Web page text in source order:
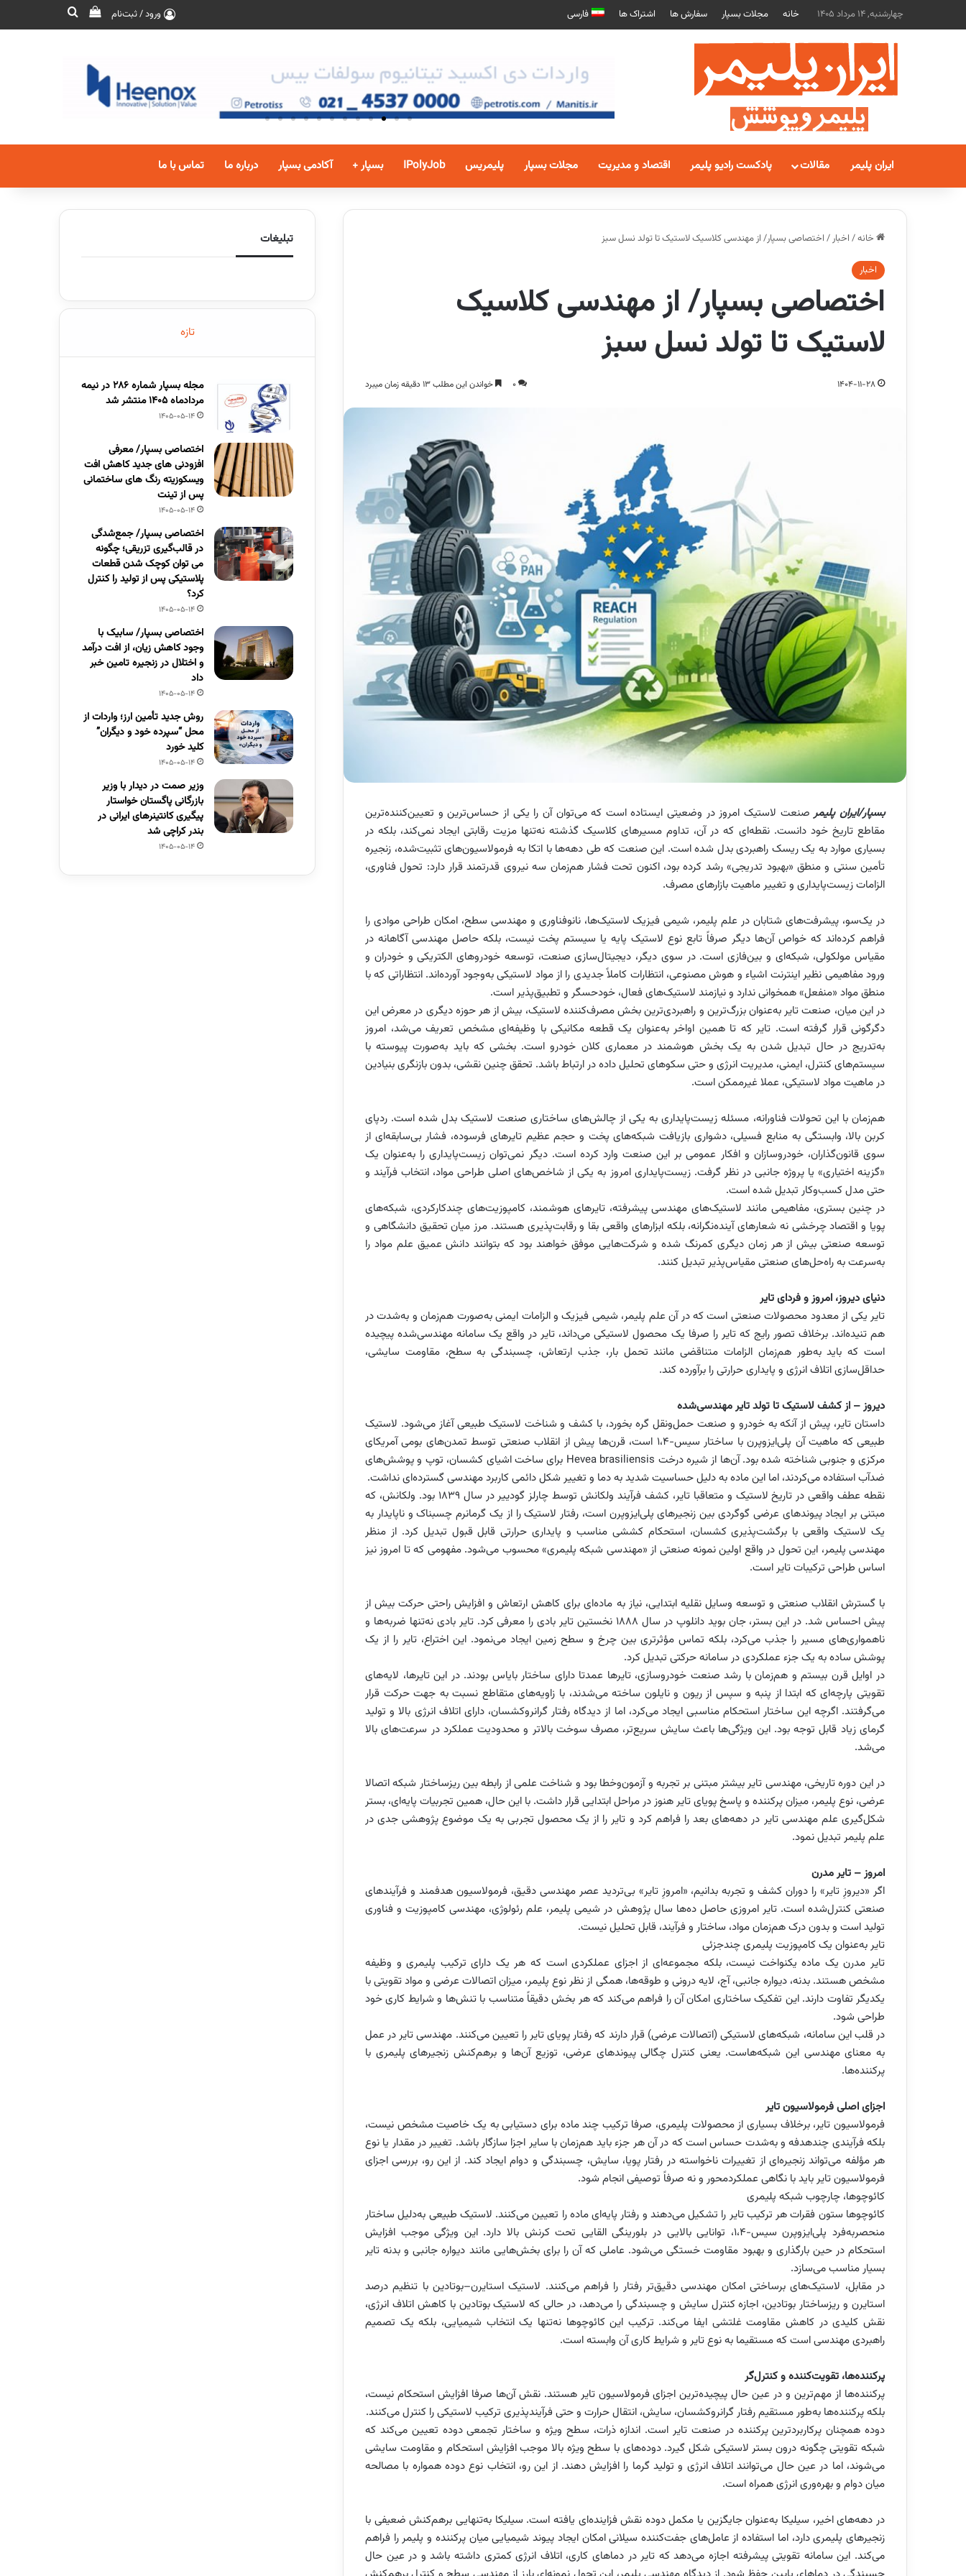
چهارشنبه, 14 مرداد 1405 خانه مجلات بسپار سفارش ها اشتراک ها فارسی ورود / ثبت‌نام
ایران پلیمر مقالات پادکست رادیو پلیمر اقتصاد و مدیریت مجلات بسپار پلیمریس IPolyJob بسپار + آکادمی بسپار درباره ما تماس با ما
خانه/ اخبار/ اختصاصی بسپار/ از مهندسی کلاسیک لاستیک تا تولد نسل سبز
اخبار
اختصاصی بسپار/ از مهندسی کلاسیک
لاستیک تا تولد نسل سبز
1404-11-28
0 خواندن این مطلب 13 دقیقه زمان میبرد
بسپار/ایران پلیمر صنعت لاستیک امروز در وضعیتی ایستاده است که می‌توان آن را یکی از حساس‌ترین و تعیین‌کننده‌ترین
مقاطع تاریخ خود دانست. نقطه‌ای که در آن، تداوم مسیرهای کلاسیک گذشته نه‌تنها مزیت رقابتی ایجاد نمی‌کند، بلکه در
بسیاری موارد به یک ریسک راهبردی بدل شده است. این صنعت که طی دهه‌ها با اتکا به فرمولاسیون‌های تثبیت‌شده، زنجیره
تأمین سنتی و منطق «بهبود تدریجی» رشد کرده بود، اکنون تحت فشار هم‌زمان سه نیروی قدرتمند قرار دارد: تحول فناوری،
الزامات زیست‌پایداری و تغییر ماهیت بازارهای مصرف.
در یک‌سو، پیشرفت‌های شتابان در علم پلیمر، شیمی فیزیک لاستیک‌ها، نانوفناوری و مهندسی سطح، امکان طراحی موادی را
فراهم کرده‌اند که خواص آن‌ها دیگر صرفاً تابع نوع لاستیک پایه یا سیستم پخت نیست، بلکه حاصل مهندسی آگاهانه در
مقیاس مولکولی، شبکه‌ای و بین‌فازی است. در سوی دیگر، دیجیتال‌سازی صنعت، توسعه خودروهای الکتریکی و خودران و
ورود مفاهیمی نظیر اینترنت اشیاء و هوش مصنوعی، انتظارات کاملاً جدیدی را از مواد لاستیکی به‌وجود آورده‌اند. انتظاراتی که با
منطق مواد «منفعل» همخوانی ندارد و نیازمند لاستیک‌های فعال، خودحسگر و تطبیق‌پذیر است.
در این میان، صنعت تایر به‌عنوان بزرگ‌ترین و راهبردی‌ترین بخش مصرف‌کننده لاستیک، بیش از هر حوزه دیگری در معرض این
دگرگونی قرار گرفته است. تایر که تا همین اواخر به‌عنوان یک قطعه مکانیکی با وظیفه‌ای مشخص تعریف می‌شد، امروز
به‌تدریج در حال تبدیل شدن به یک بخش هوشمند در معماری کلان خودرو است. بخشی که باید به‌صورت پیوسته با
سیستم‌های کنترل، ایمنی، مدیریت انرژی و حتی سکو‌های تحلیل داده در ارتباط باشد. تحقق چنین نقشی، بدون بازنگری بنیادین
در ماهیت مواد لاستیکی، عملا غیرممکن است.
هم‌زمان با این تحولات فناورانه، مسئله زیست‌پایداری به یکی از چالش‌های ساختاری صنعت لاستیک بدل شده است. ردپای
کربن بالا، وابستگی به منابع فسیلی، دشواری بازیافت شبکه‌های پخت و حجم عظیم تایرهای فرسوده، فشار بی‌سابقه‌ای از
سوی قانون‌گذاران، خودروسازان و افکار عمومی بر این صنعت وارد کرده است. دیگر نمی‌توان زیست‌پایداری را به‌عنوان یک
«گزینه اختیاری» یا پروژه جانبی در نظر گرفت. زیست‌پایداری امروز به یکی از شاخص‌های اصلی طراحی مواد، انتخاب فرآیند و
حتی مدل کسب‌وکار تبدیل شده است.
در چنین بستری، مفاهیمی مانند لاستیک‌های مهندسی پیشرفته، تایرهای هوشمند، کامپوزیت‌های چندکارکردی، شبکه‌های
پویا و اقتصاد چرخشی نه شعارهای آینده‌نگرانه، بلکه ابزارهای واقعی بقا و رقابت‌پذیری هستند. مرز میان تحقیق دانشگاهی و
توسعه صنعتی بیش از هر زمان دیگری کمرنگ شده و شرکت‌هایی موفق خواهند بود که بتوانند دانش عمیق علم مواد را
به‌سرعت به راه‌حل‌های صنعتی مقیاس‌پذیر تبدیل کنند.
دنیای دیروز، امروز و فردای تایر
تایر یکی از معدود محصولات صنعتی است که در آن علم پلیمر، شیمی فیزیک و الزامات ایمنی به‌صورت هم‌زمان و به‌شدت در
هم تنیده‌اند. برخلاف تصور رایج که تایر را صرفا یک محصول لاستیکی می‌داند، تایر در واقع یک سامانه مهندسی‌شده پیچیده
است که باید به‌طور هم‌زمان الزامات متناقضی مانند تحمل بار، جذب ارتعاش، چسبندگی به سطح، مقاومت سایشی،
حداقل‌سازی اتلاف انرژی و پایداری حرارتی را برآورده کند.
دیروز – از کشف لاستیک تا تولد تایر مهندسی‌شده
داستان تایر، پیش از آنکه به خودرو و صنعت حمل‌ونقل گره بخورد، با کشف و شناخت لاستیک طبیعی آغاز می‌شود. لاستیک
طبیعی که ماهیت آن پلی‌ایزوپرن با ساختار سیس-۱،۴ است، قرن‌ها پیش از انقلاب صنعتی توسط تمدن‌های بومی آمریکای
مرکزی و جنوبی شناخته شده بود. آن‌ها از شیره درخت Hevea brasiliensis برای ساخت اشیای کشسان، توپ و پوشش‌های
ضدآب استفاده می‌کردند، اما این ماده به دلیل حساسیت شدید به دما و تغییر شکل دائمی کاربرد مهندسی گسترده‌ای نداشت.
نقطه عطف واقعی در تاریخ لاستیک و متعاقبا تایر، کشف فرآیند ولکانش توسط چارلز گودییر در سال ۱۸۳۹ بود. ولکانش، که
مبتنی بر ایجاد پیوندهای عرضی گوگردی بین زنجیرهای پلی‌ایزوپرن است، رفتار لاستیک را از یک گرمانرم چسبناک و ناپایدار به
یک لاستیک واقعی با برگشت‌پذیری کشسان، استحکام کششی مناسب و پایداری حرارتی قابل قبول تبدیل کرد. از منظر
مهندسی پلیمر، این تحول در واقع اولین نمونه صنعتی از «مهندسی شبکه پلیمری» محسوب می‌شود. مفهومی که تا امروز نیز
اساس طراحی ترکیبات تایر است.
با گسترش انقلاب صنعتی و توسعه وسایل نقلیه ابتدایی، نیاز به ماده‌ای برای کاهش ارتعاش و افزایش راحتی حرکت بیش از
پیش احساس شد. در این بستر، جان بوید دانلوپ در سال ۱۸۸۸ نخستین تایر بادی را معرفی کرد. تایر بادی نه‌تنها ضربه‌ها و
ناهمواری‌های مسیر را جذب می‌کرد، بلکه تماس مؤثرتری بین چرخ و سطح زمین ایجاد می‌نمود. این اختراع، تایر را از یک
پوشش ساده به یک جزء عملکردی در سامانه حرکتی تبدیل کرد.
در اوایل قرن بیستم و هم‌زمان با رشد صنعت خودروسازی، تایرها عمدتا دارای ساختار بایاس بودند. در این تایرها، لایه‌های
تقویتی پارچه‌ای که ابتدا از پنبه و سپس از ریون و نایلون ساخته می‌شدند، با زاویه‌های متقاطع نسبت به جهت حرکت قرار
می‌گرفتند. اگرچه این ساختار استحکام مناسبی ایجاد می‌کرد، اما از دیدگاه رفتار گرانروکشسان، دارای اتلاف انرژی بالا و تولید
گرمای زیاد قابل توجه بود. این ویژگی‌ها باعث سایش سریع‌تر، مصرف سوخت بالاتر و محدودیت عملکرد در سرعت‌های بالا
می‌شد.
در این دوره تاریخی، مهندسی تایر بیشتر مبتنی بر تجربه و آزمون‌وخطا بود و شناخت علمی از رابطه بین ریزساختار شبکه اتصالا
عرضی، نوع پلیمر، میزان پرکننده و پاسخ پویای تایر هنوز در مراحل ابتدایی قرار داشت. با این حال، همین تجربیات پایه‌ای، بستر
شکل‌گیری علم مهندسی تایر در دهه‌های بعد را فراهم کرد و تایر را از یک محصول تجربی به یک موضوع پژوهشی جدی در
علم پلیمر تبدیل نمود.
امروز – تایر مدرن
اگر «دیروزِ تایر» را دوران کشف و تجربه بدانیم، «امروزِ تایر» بی‌تردید عصر مهندسی دقیق، فرمولاسیون هدفمند و فرآیندهای
صنعتی کنترل‌شده است. تایر امروزی حاصل ده‌ها سال پژوهش در شیمی پلیمر، علم رئولوژی، مهندسی کامپوزیت و فناوری
تولید است و بدون درک هم‌زمان مواد، ساختار و فرآیند، قابل تحلیل نیست.
تایر به‌عنوان یک کامپوزیت پلیمری چندجزئی
تایر مدرن یک ماده یکنواخت نیست، بلکه مجموعه‌ای از اجزای عملکردی است که هر یک دارای ترکیب پلیمری و وظیفه
مشخص هستند. بدنه، دیواره جانبی، آج، لایه درونی و طوقه‌ها، همگی از نظر نوع پلیمر، میزان اتصالات عرضی و مواد تقویتی با
یکدیگر تفاوت دارند. این تفکیک ساختاری امکان آن را فراهم می‌کند که هر بخش دقیقاً متناسب با تنش‌ها و شرایط کاری خود
طراحی شود.
در قلب این سامانه، شبکه‌های لاستیکی (اتصالات عرضی) قرار دارند که رفتار پویای تایر را تعیین می‌کنند. مهندسی تایر در عمل
به معنای مهندسی این شبکه‌هاست. یعنی کنترل چگالی پیوندهای عرضی، توزیع آن‌ها و برهم‌کنش زنجیرهای پلیمری با
پرکننده‌ها.
اجزای اصلی فرمولاسیون تایر
فرمولاسیون تایر، برخلاف بسیاری از محصولات پلیمری، صرفا ترکیب چند ماده برای دستیابی به یک خاصیت مشخص نیست،
بلکه فرآیندی چندهدفه و به‌شدت حساس است که در آن هر جزء باید هم‌زمان با سایر اجزا سازگار باشد. تغییر در مقدار یا نوع
هر مؤلفه می‌تواند زنجیره‌ای از تغییرات ناخواسته در رفتار پویا، سایش، چسبندگی و دوام ایجاد کند. از این رو، بررسی اجزای
فرمولاسیون تایر باید با نگاهی عملکردمحور و نه صرفاً توصیفی انجام شود.
کائوچوها، چارچوب شبکه پلیمری
کائوچوها ستون فقرات هر ترکیب تایر را تشکیل می‌دهند و رفتار پایه‌ای ماده را تعیین می‌کنند. لاستیک طبیعی به‌دلیل ساختار
منحصربه‌فرد پلی‌ایزوپرن سیس-۱،۴، توانایی بالایی در بلورینگی القایی تحت کرنش بالا دارد. این ویژگی موجب افزایش
استحکام در حین بارگذاری و بهبود مقاومت خستگی می‌شود. عاملی که آن را برای بخش‌هایی مانند دیواره جانبی و بدنه تایر
بسیار مناسب می‌سازد.
در مقابل، لاستیک‌های برساختی امکان مهندسی دقیق‌تر رفتار را فراهم می‌کنند. لاستیک استایرن–بوتادین با تنظیم درصد
استایرن و ریزساختار بوتادین، اجازه کنترل سایش و چسبندگی را می‌دهد، در حالی که لاستیک بوتادین با کاهش اتلاف انرژی،
نقش کلیدی در کاهش مقاومت غلتشی ایفا می‌کند. ترکیب این کائوچوها نه‌تنها یک انتخاب شیمیایی، بلکه یک تصمیم
راهبردی مهندسی است که مستقیما به نوع تایر و شرایط کاری آن وابسته است.
پرکننده‌ها، تقویت‌کننده و کنترل‌گر
پرکننده‌ها از مهم‌ترین و در عین حال پیچیده‌ترین اجزای فرمولاسیون تایر هستند. نقش آن‌ها صرفا افزایش استحکام نیست،
بلکه پرکننده‌ها به‌طور مستقیم رفتار گرانروکشسان، سایش، انتقال حرارت و حتی فرآیندپذیری ترکیب لاستیکی را کنترل می‌کنند.
دوده همچنان پرکاربردترین پرکننده در صنعت تایر است. اندازه ذرات، سطح ویژه و ساختار تجمعی دوده تعیین می‌کند که
شبکه تقویتی چگونه درون بستر لاستیکی شکل گیرد. دوده‌های با سطح ویژه بالا موجب افزایش استحکام و مقاومت سایشی
می‌شوند، اما در عین حال می‌توانند اتلاف انرژی و تولید گرما را افزایش دهند. از این رو، انتخاب نوع دوده همواره با مصالحه
میان دوام و بهره‌وری انرژی همراه است.
در دهه‌های اخیر، سیلیکا به‌عنوان جایگزین یا مکمل دوده نقش فزاینده‌ای یافته است. سیلیکا به‌تنهایی برهم‌کنش ضعیفی با
زنجیرهای پلیمری دارد، اما استفاده از عامل‌های جفت‌کننده سیلانی امکان ایجاد پیوند شیمیایی میان پرکننده و پلیمر را فراهم
می‌کند. این سامانه تقویتی پیشرفته اجازه می‌دهد که تایر در دماهای کاری، اتلاف انرژی کمتری داشته باشد و در عین حال
تبلیغات
تازه
مجله بسپار شماره 286 در نیمه
مردادماه 1405 منتشر شد
1405-05-14
اختصاصی بسپار/ معرفی
افزودنی های جدید کاهش افت
ویسکوزیته رنگ های ساختمانی
پس از تینت
1405-05-14
اختصاصی بسپار/ جمع‌شدگی
در قالب‌گیری تزریقی؛ چگونه
می توان کوچک شدن قطعات
پلاستیکی پس از تولید را کنترل
کرد؟
1405-05-14
اختصاصی بسپار/ سابیک با
وجود کاهش زیان، از افت درآمد
و اختلال در زنجیره تامین خبر
داد
1405-05-14
روش جدید تأمین ارز؛ واردات از
محل “سپرده خود و دیگران”
کلید خورد
1405-05-14
وزیر صمت در دیدار با وزیر
بازرگانی پاگستان خواستار
پیگیری کانتینرهای ایرانی در
بندر کراچی شد
1405-05-14